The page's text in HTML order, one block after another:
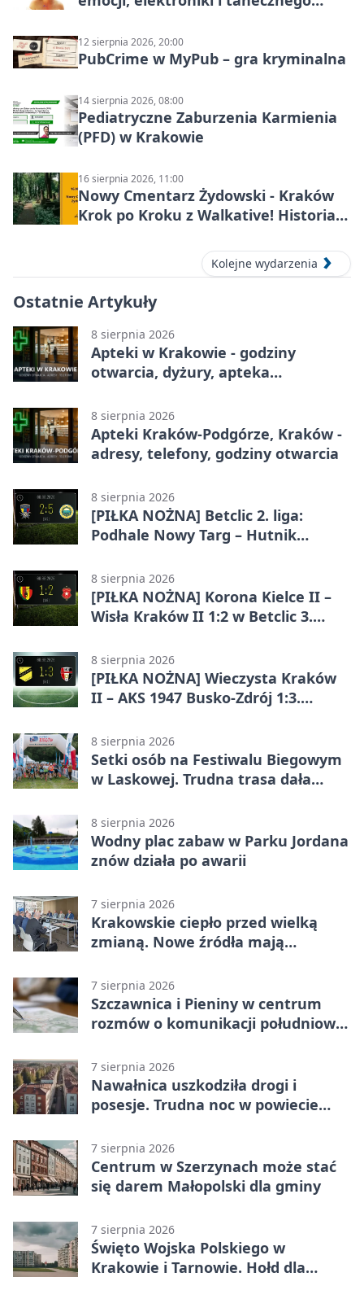
12 sierpnia 2026, 20:00
PubCrime w MyPub – gra kryminalna
14 sierpnia 2026, 08:00
Pediatryczne Zaburzenia Karmienia
(PFD) w Krakowie
16 sierpnia 2026, 11:00
Nowy Cmentarz Żydowski - Kraków
Krok po Kroku z Walkative! Historia
Kolejne wydarzenia
Ostatnie Artykuły
8 sierpnia 2026
Apteki w Krakowie - godziny
otwarcia, dyżury, apteka
8 sierpnia 2026
Apteki Kraków-Podgórze, Kraków -
adresy, telefony, godziny otwarcia
8 sierpnia 2026
[PIŁKA NOŻNA] Betclic 2. liga:
Podhale Nowy Targ – Hutnik
efektownym zwycięstwem
8 sierpnia 2026
[PIŁKA NOŻNA] Korona Kielce II –
Wisła Kraków II 1:2 w Betclic 3.
odwróciła losy meczu
8 sierpnia 2026
[PIŁKA NOŻNA] Wieczysta Kraków
II – AKS 1947 Busko-Zdrój 1:3.
Liga Grupa 4 (Grupa IV)
8 sierpnia 2026
Setki osób na Festiwalu Biegowym
w Laskowej. Trudna trasa dała
8 sierpnia 2026
Wodny plac zabaw w Parku Jordana
znów działa po awarii
7 sierpnia 2026
Krakowskie ciepło przed wielką
zmianą. Nowe źródła mają
7 sierpnia 2026
Szczawnica i Pieniny w centrum
rozmów o komunikacji południowej
7 sierpnia 2026
Nawałnica uszkodziła drogi i
posesje. Trudna noc w powiecie
7 sierpnia 2026
Centrum w Szerzynach może stać
się darem Małopolski dla gminy
7 sierpnia 2026
Święto Wojska Polskiego w
Krakowie i Tarnowie. Hołd dla